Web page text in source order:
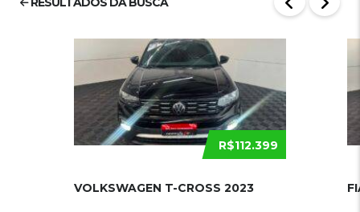
R$112.399
VOLKSWAGEN T-CROSS 2023